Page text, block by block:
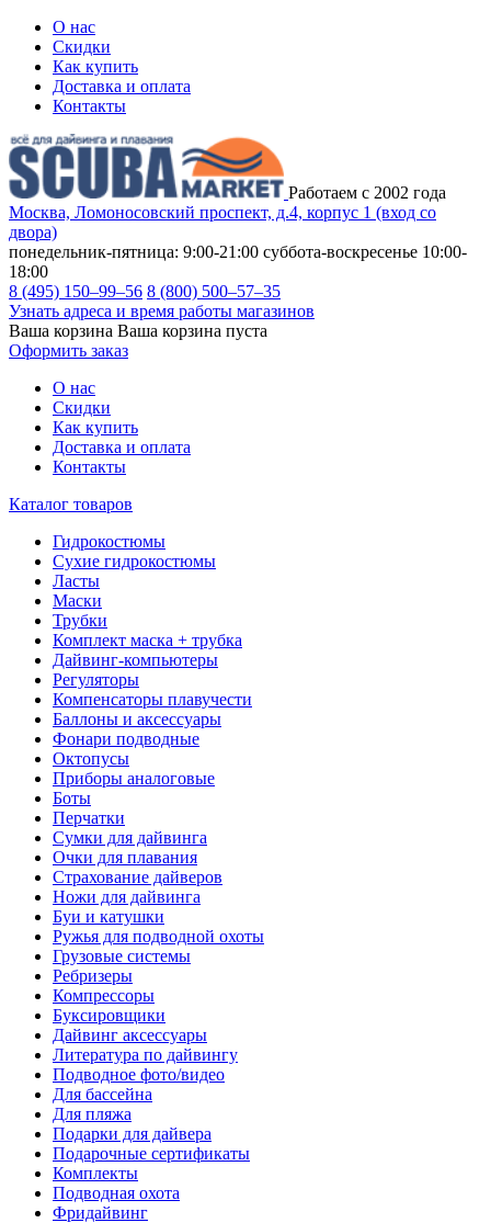
О нас
Скидки
Как купить
Доставка и оплата
Контакты
Работаем с 2002 года
Москва, Ломоносовский проспект, д.4, корпус 1 (вход со
двора)
понедельник-пятница: 9:00-21:00 суббота-воскресенье 10:00-
18:00
8 (495) 150–99–56 8 (800) 500–57–35
Узнать адреса и время работы магазинов
Ваша корзина Ваша корзина пуста
Оформить заказ
О нас
Скидки
Как купить
Доставка и оплата
Контакты
Каталог товаров
Гидрокостюмы
Сухие гидрокостюмы
Ласты
Маски
Трубки
Комплект маска + трубка
Дайвинг-компьютеры
Регуляторы
Компенсаторы плавучести
Баллоны и аксессуары
Фонари подводные
Октопусы
Приборы аналоговые
Боты
Перчатки
Сумки для дайвинга
Очки для плавания
Страхование дайверов
Ножи для дайвинга
Буи и катушки
Ружья для подводной охоты
Грузовые системы
Ребризеры
Компрессоры
Буксировщики
Дайвинг аксессуары
Литература по дайвингу
Подводное фото/видео
Для бассейна
Для пляжа
Подарки для дайвера
Подарочные сертификаты
Комплекты
Подводная охота
Фридайвинг